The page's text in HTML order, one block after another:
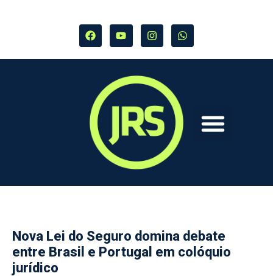
Nova Lei do Seguro domina debate
entre Brasil e Portugal em colóquio
jurídico